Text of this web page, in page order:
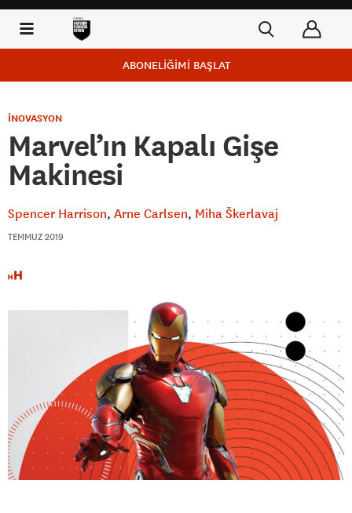
ABONELİĞİMİ BAŞLAT
İNOVASYON
Marvel’ın Kapalı Gişe
Makinesi
Spencer Harrison Arne Carlsen Miha Škerlavaj
TEMMUZ 2019